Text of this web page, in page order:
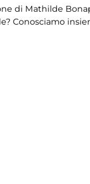
di Mathilde
Conosciamo